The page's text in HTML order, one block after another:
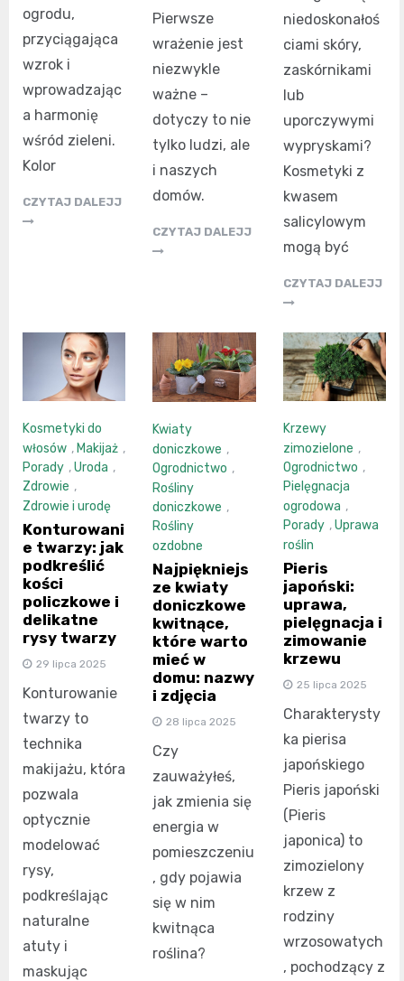
ogrodu,
przyciągająca
wzrok i
wprowadzając
a harmonię
wśród zieleni.
Kolor
CZYTAJ DALEJJ
Pierwsze
wrażenie jest
niezwykle
ważne –
dotyczy to nie
tylko ludzi, ale
i naszych
domów.
CZYTAJ DALEJJ
niedoskonałoś
ciami skóry,
zaskórnikami
lub
uporczywymi
wypryskami?
Kosmetyki z
kwasem
salicylowym
mogą być
CZYTAJ DALEJJ
Kosmetyki do
włosów , Makijaż ,
Porady ,Uroda ,
Zdrowie ,
Zdrowie i urodę
Konturowani
e twarzy: jak
podkreślić
kości
policzkowe i
delikatne
rysy twarzy
29 lipca 2025
Konturowanie
twarzy to
technika
makijażu, która
pozwala
optycznie
modelować
rysy,
podkreślając
naturalne
atuty i
maskując
Kwiaty
doniczkowe ,
Ogrodnictwo ,
Rośliny
doniczkowe ,
Rośliny
ozdobne
Najpiękniejs
ze kwiaty
doniczkowe
kwitnące,
które warto
mieć w
domu: nazwy
i zdjęcia
28 lipca 2025
Czy
zauważyłeś,
jak zmienia się
energia w
pomieszczeniu
, gdy pojawia
się w nim
kwitnąca
roślina?
Krzewy
zimozielone ,
Ogrodnictwo ,
Pielęgnacja
ogrodowa ,
Porady ,Uprawa
roślin
Pieris
japoński:
uprawa,
pielęgnacja i
zimowanie
krzewu
25 lipca 2025
Charakterysty
ka pierisa
japońskiego
Pieris japoński
(Pieris
japonica) to
zimozielony
krzew z
rodziny
wrzosowatych
, pochodzący z